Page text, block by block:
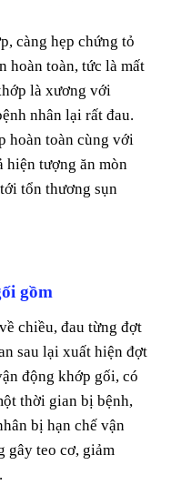
càng hẹp chứng tỏ
hoàn toàn, tức là mất
là xương với
nhân lại rất đau.
hoàn toàn cùng với
hiện tượng ăn mòn
tổn thương sụn
gồm
chiều, đau từng đợt
sau lại xuất hiện đợt
động khớp gối, có
thời gian bị bệnh,
bị hạn chế vận
gây teo cơ, giảm